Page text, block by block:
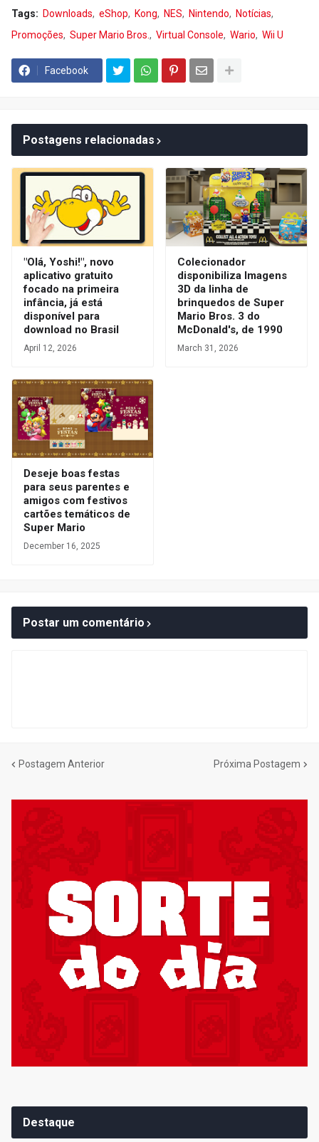
Tags: Downloads eShop Kong NES Nintendo
Notícias
Promoções
Super Mario Bros. Virtual Console Wario Wii U
Facebook
Postagens relacionadas
"Olá, Yoshi!", novo
aplicativo gratuito
focado na primeira
infância, já está
disponível para
download no Brasil
April 12, 2026
Colecionador
disponibiliza Imagens
3D da linha de
brinquedos de Super
Mario Bros. 3 do
McDonald's, de 1990
March 31, 2026
Deseje boas festas
para seus parentes e
amigos com festivos
cartões temáticos de
Super Mario
December 16, 2025
Postar um comentário
Postagem Anterior Próxima Postagem
Destaque